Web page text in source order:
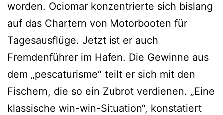
worden. Ociomar konzentrierte sich bislang
auf das Chartern von Motorbooten für
Tagesausflüge. Jetzt ist er auch
Fremdenführer im Hafen. Die Gewinne aus
dem „pescaturisme“ teilt er sich mit den
Fischern, die so ein Zubrot verdienen. „Eine
klassische win-win-Situation“, konstatiert